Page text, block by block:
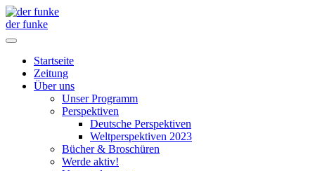
der funke
Startseite
Zeitung
Über uns
Unser Programm
Perspektiven
Deutsche Perspektiven
Weltperspektiven 2023
Bücher & Broschüren
Werde aktiv!